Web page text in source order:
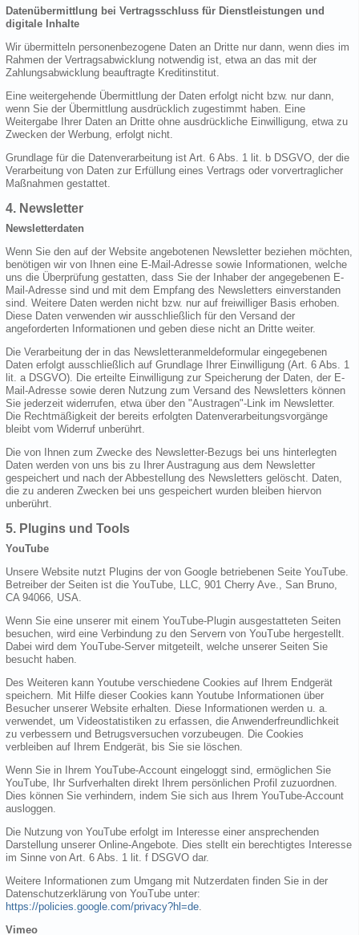
Datenübermittlung bei Vertragsschluss für Dienstleistungen und
digitale Inhalte
Wir übermitteln personenbezogene Daten an Dritte nur dann, wenn dies im
Rahmen der Vertragsabwicklung notwendig ist, etwa an das mit der
Zahlungsabwicklung beauftragte Kreditinstitut.
Eine weitergehende Übermittlung der Daten erfolgt nicht bzw. nur dann,
wenn Sie der Übermittlung ausdrücklich zugestimmt haben. Eine
Weitergabe Ihrer Daten an Dritte ohne ausdrückliche Einwilligung, etwa zu
Zwecken der Werbung, erfolgt nicht.
Grundlage für die Datenverarbeitung ist Art. 6 Abs. 1 lit. b DSGVO, der die
Verarbeitung von Daten zur Erfüllung eines Vertrags oder vorvertraglicher
Maßnahmen gestattet.
4. Newsletter
Newsletterdaten
Wenn Sie den auf der Website angebotenen Newsletter beziehen möchten,
benötigen wir von Ihnen eine E-Mail-Adresse sowie Informationen, welche
uns die Überprüfung gestatten, dass Sie der Inhaber der angegebenen E-
Mail-Adresse sind und mit dem Empfang des Newsletters einverstanden
sind. Weitere Daten werden nicht bzw. nur auf freiwilliger Basis erhoben.
Diese Daten verwenden wir ausschließlich für den Versand der
angeforderten Informationen und geben diese nicht an Dritte weiter.
Die Verarbeitung der in das Newsletteranmeldeformular eingegebenen
Daten erfolgt ausschließlich auf Grundlage Ihrer Einwilligung (Art. 6 Abs. 1
lit. a DSGVO). Die erteilte Einwilligung zur Speicherung der Daten, der E-
Mail-Adresse sowie deren Nutzung zum Versand des Newsletters können
Sie jederzeit widerrufen, etwa über den "Austragen"-Link im Newsletter.
Die Rechtmäßigkeit der bereits erfolgten Datenverarbeitungsvorgänge
bleibt vom Widerruf unberührt.
Die von Ihnen zum Zwecke des Newsletter-Bezugs bei uns hinterlegten
Daten werden von uns bis zu Ihrer Austragung aus dem Newsletter
gespeichert und nach der Abbestellung des Newsletters gelöscht. Daten,
die zu anderen Zwecken bei uns gespeichert wurden bleiben hiervon
unberührt.
5. Plugins und Tools
YouTube
Unsere Website nutzt Plugins der von Google betriebenen Seite YouTube.
Betreiber der Seiten ist die YouTube, LLC, 901 Cherry Ave., San Bruno,
CA 94066, USA.
Wenn Sie eine unserer mit einem YouTube-Plugin ausgestatteten Seiten
besuchen, wird eine Verbindung zu den Servern von YouTube hergestellt.
Dabei wird dem YouTube-Server mitgeteilt, welche unserer Seiten Sie
besucht haben.
Des Weiteren kann Youtube verschiedene Cookies auf Ihrem Endgerät
speichern. Mit Hilfe dieser Cookies kann Youtube Informationen über
Besucher unserer Website erhalten. Diese Informationen werden u. a.
verwendet, um Videostatistiken zu erfassen, die Anwenderfreundlichkeit
zu verbessern und Betrugsversuchen vorzubeugen. Die Cookies
verbleiben auf Ihrem Endgerät, bis Sie sie löschen.
Wenn Sie in Ihrem YouTube-Account eingeloggt sind, ermöglichen Sie
YouTube, Ihr Surfverhalten direkt Ihrem persönlichen Profil zuzuordnen.
Dies können Sie verhindern, indem Sie sich aus Ihrem YouTube-Account
ausloggen.
Die Nutzung von YouTube erfolgt im Interesse einer ansprechenden
Darstellung unserer Online-Angebote. Dies stellt ein berechtigtes Interesse
im Sinne von Art. 6 Abs. 1 lit. f DSGVO dar.
Weitere Informationen zum Umgang mit Nutzerdaten finden Sie in der
Datenschutzerklärung von YouTube unter:
https://policies.google.com/privacy?hl=de
Vimeo